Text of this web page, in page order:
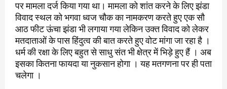
पर मामला दर्ज किया गया था। मामला को शांत करने के लिए झंडा
विवाद स्थल को भगवा ध्वज चौक का नामकरण करते हुए एक सौ
आठ फीट ऊंचा झंडा भी लगाया गया लेकिन उक्त विवाद को लेकर
मतदाताओं के पास हिंदुत्व की बात करते हुए वोट मांगा जा रहा है ।
धर्म की रक्षा के लिए बहुत से साधु संत भी क्षेत्र में भिड़े हुए हैं । अब
इसका कितना फायदा या नुकसान होगा । यह मतगणना पर ही पता
चलेगा ।